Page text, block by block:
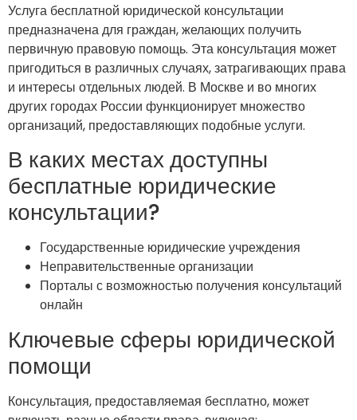
Услуга бесплатной юридической консультации
предназначена для граждан, желающих получить
первичную правовую помощь. Эта консультация может
пригодиться в различных случаях, затрагивающих права
и интересы отдельных людей. В Москве и во многих
других городах России функционирует множество
организаций, предоставляющих подобные услуги.
В каких местах доступны
бесплатные юридические
консультации?
Государственные юридические учреждения
Неправительственные организации
Порталы с возможностью получения консультаций
онлайн
Ключевые сферы юридической
помощи
Консультация, предоставляемая бесплатно, может